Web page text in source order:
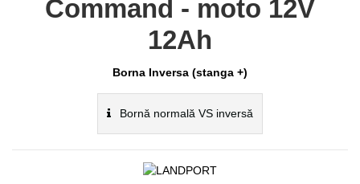
Command - moto 12V
12Ah
Borna Inversa (stanga +)
Bornă normală VS inversă